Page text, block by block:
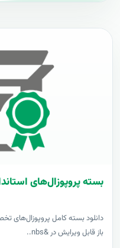
بسته پروپوزال‌های
دانلود بسته کامل پروپوزال‌های
باز قابل ویرایش در &nbs..